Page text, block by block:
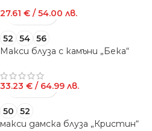
27.61 € / 54.00 лв.
52 54 56
Макси блуза с камъни „Бека“
33.23 € / 64.99 лв.
50
52
макси дамска блуза „Кристин“